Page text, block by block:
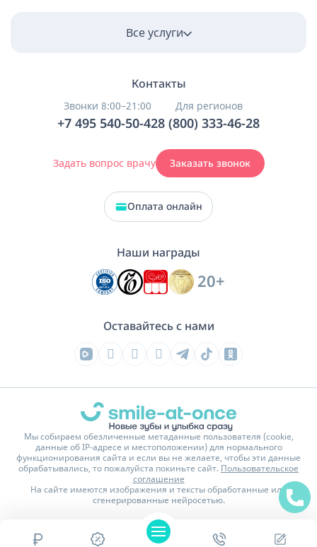
Все услуги
Контакты
Звонки 8:00–21:00
+7 495 540-50-42
Для регионов
8 (800) 333-46-28
Задать вопрос врачу Заказать звонок
Оплата онлайн
Наши награды
20+
Оставайтесь с нами
Мы собираем обезличенные метаданные пользователя (cookie,
данные об IP-адресе и местоположении) для нормального
функционирования сайта и если вы не желаете, чтобы эти данные
обрабатывались, то пожалуйста покиньте сайт. Пользовательское
соглашение
На сайте имеются изображения и тексты обработанные или
сгенерированные нейросетью.
Карта сайта
Политика конфиденциальности